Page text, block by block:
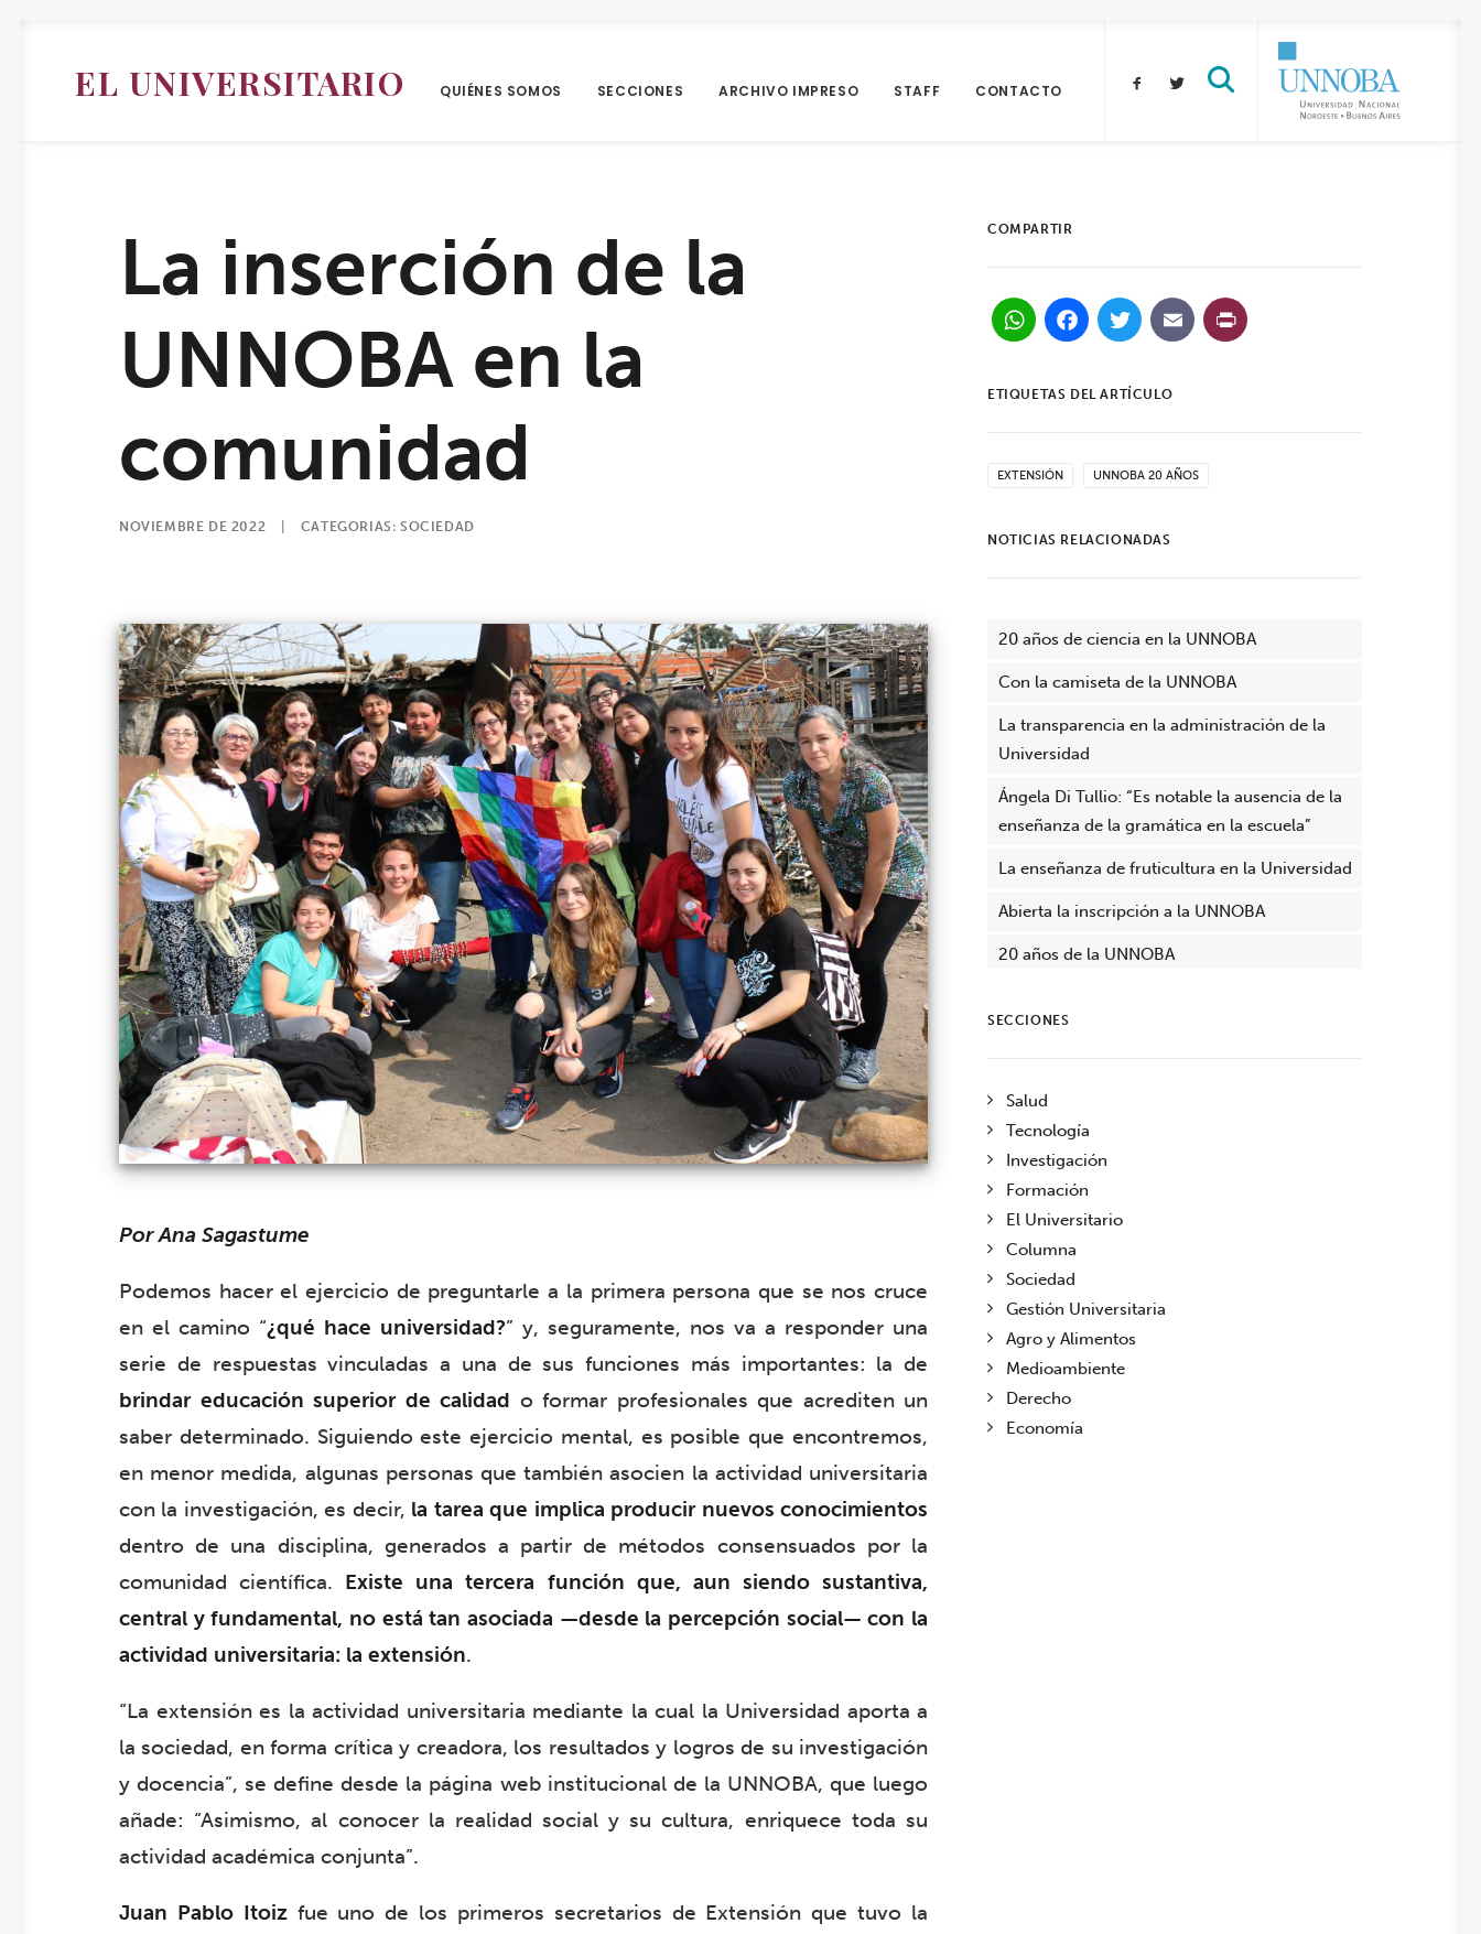
EL UNIVERSITARIO QUIÉNES SOMOS SECCIONES ARCHIVO IMPRESO STAFF CONTACTO
La inserción de la
UNNOBA en la
comunidad
NOVIEMBRE DE 2022 CATEGORIAS:SOCIEDAD
Por Ana Sagastume
Podemos hacer el ejercicio de preguntarle a la primera persona que se nos cruce
en el camino “¿qué hace universidad?” y, seguramente, nos va a responder una
serie de respuestas vinculadas a una de sus funciones más importantes: la de
brindar educación superior de calidad o formar profesionales que acrediten un
saber determinado. Siguiendo este ejercicio mental, es posible que encontremos,
en menor medida, algunas personas que también asocien la actividad universitaria
con la investigación, es decir, la tarea que implica producir nuevos conocimientos
dentro de una disciplina, generados a partir de métodos consensuados por la
comunidad científica. Existe una tercera función que, aun siendo sustantiva,
central y fundamental, no está tan asociada —desde la percepción social— con la
actividad universitaria: la extensión.
“La extensión es la actividad universitaria mediante la cual la Universidad aporta a
la sociedad, en forma crítica y creadora, los resultados y logros de su investigación
y docencia”, se define desde la página web institucional de la UNNOBA, que luego
añade: “Asimismo, al conocer la realidad social y su cultura, enriquece toda su
actividad académica conjunta”.
Juan Pablo Itoizfue uno de los primeros secretarios de Extensión que tuvo la
COMPARTIR
WhatsApp
Facebook
Twitter
Email
ETIQUETAS DEL ARTÍCULO
EXTENSIÓN UNNOBA 20 AÑOS
NOTICIAS RELACIONADAS
20 años de ciencia en la UNNOBA
Con la camiseta de la UNNOBA
La transparencia en la administración de la
Universidad
Ángela Di Tullio: “Es notable la ausencia de la
enseñanza de la gramática en la escuela”
La enseñanza de fruticultura en la Universidad
Abierta la inscripción a la UNNOBA
20 años de la UNNOBA
SECCIONES
Salud
Tecnología
Investigación
Formación
El Universitario
Columna
Sociedad
Gestión Universitaria
Agro y Alimentos
Medioambiente
Derecho
Economía